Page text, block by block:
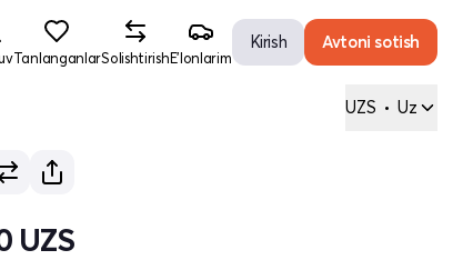
TanlanganlarSolishtirishE'lonlarim
Kirish Avtoni sotish
UZS • Uz
UZS